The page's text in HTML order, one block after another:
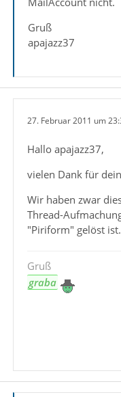
Gruß
apajazz37
27. Februar 2011 um
Hallo apajazz37,
vielen Dank für
Wir haben zwar
Thread-
"Piriform" gelöst ist.
Gruß
graba